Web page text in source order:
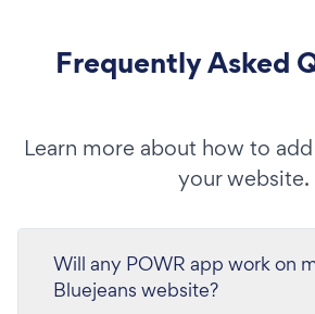
Frequently Asked
Learn more about how to
your website.
Will any POWR app work on
Bluejeans website?